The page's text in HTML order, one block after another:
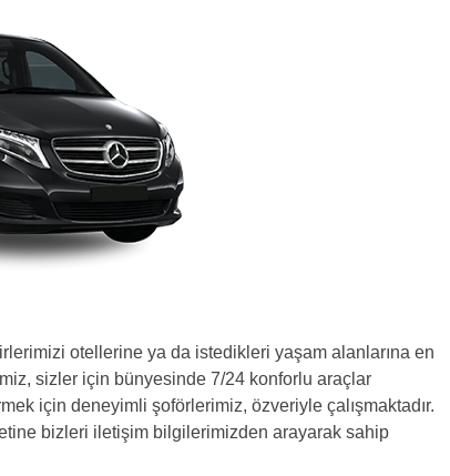
otellerine ya da istedikleri yaşam alanlarına en
sizler için bünyesinde 7/24 konforlu araçlar
için deneyimli şoförlerimiz, özveriyle çalışmaktadır.
bizleri iletişim bilgilerimizden arayarak sahip